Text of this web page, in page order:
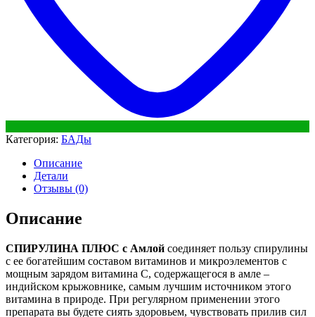
Категория: БАДы
Описание
Детали
Отзывы (0)
Описание
CПИРУЛИНА ПЛЮС с Амлой соединяет пользу спирулины
с ее богатейшим составом витаминов и микроэлементов с
мощным зарядом витамина С, содержащегося в амле –
индийском крыжовнике, самым лучшим источником этого
витамина в природе. При регулярном применении этого
препарата вы будете сиять здоровьем, чувствовать прилив сил